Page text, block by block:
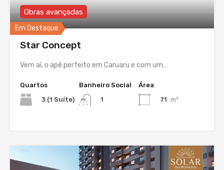
Em Destaque
Obras avançadas
Star Concept
Vem aí, o apê perfeito em Caruaru e com um…
Quartos
3 (1 Suíte)
Banheiro Social
1
Área
71 m²